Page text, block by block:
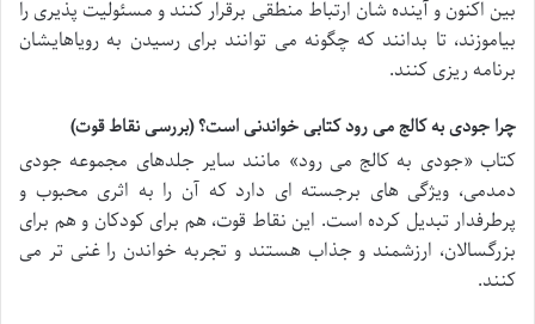
بین اکنون و آینده شان ارتباط منطقی برقرار کنند و مسئولیت پذیری را
بیاموزند، تا بدانند که چگونه می توانند برای رسیدن به رویاهایشان
برنامه ریزی کنند.
چرا جودی به کالج می رودکتابی خواندنی است؟ (بررسی نقاط قوت)
کتاب «جودی به کالج می رود» مانند سایر جلدهای مجموعه جودی
دمدمی، ویژگی های برجسته ای دارد که آن را به اثری محبوب و
پرطرفدار تبدیل کرده است. این نقاط قوت، هم برای کودکان و هم برای
بزرگسالان، ارزشمند و جذاب هستند و تجربه خواندن را غنی تر می
کنند.